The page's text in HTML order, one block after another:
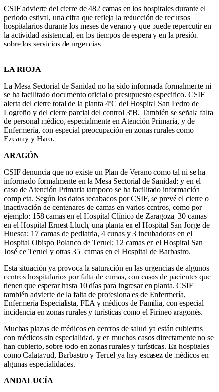
CSIF advierte del cierre de 482 camas en los hospitales durante el
periodo estival, una cifra que refleja la reducción de recursos
hospitalarios durante los meses de verano y que puede repercutir en
la actividad asistencial, en los tiempos de espera y en la presión
sobre los servicios de urgencias.
LA RIOJA
La Mesa Sectorial de Sanidad no ha sido informada formalmente ni
se ha facilitado documento oficial o presupuesto específico. CSIF
alerta del cierre total de la planta 4ºC del Hospital San Pedro de
Logroño y del cierre parcial del control 3ºB. También se señala falta
de personal médico, especialmente en Atención Primaria, y de
Enfermería, con especial preocupación en zonas rurales como
Ezcaray y Haro.
ARAGÓN
CSIF denuncia que no existe un Plan de Verano como tal ni se ha
informado formalmente en la Mesa Sectorial de Sanidad; y en el
caso de Atención Primaria tampoco se ha facilitado información
completa. Según los datos recabados por CSIF, se prevé el cierre o
inactivación de centenares de camas en varios centros, como por
ejemplo: 158 camas en el Hospital Clínico de Zaragoza, 30 camas
en el Hospital Ernest Lluch, una planta en el Hospital San Jorge de
Huesca; 17 camas de pediatría, 4 cunas y 3 incubadoras en el
Hospital Obispo Polanco de Teruel; 12 camas en el Hospital San
José de Teruel y otras 35 camas en el Hospital de Barbastro.
Esta situación ya provoca la saturación en las urgencias de algunos
centros hospitalarios por falta de camas, con casos de pacientes que
tienen que esperar hasta 10 días para ingresar en planta. CSIF
también advierte de la falta de profesionales de Enfermería,
Enfermería Especialista, FEA y médicos de Familia, con especial
incidencia en zonas rurales y turísticas como el Pirineo aragonés.
Muchas plazas de médicos en centros de salud ya están cubiertas
con médicos sin especialidad, y en muchos casos directamente no se
han cubierto, sobre todo en zonas rurales y turísticas. En hospitales
como Calatayud, Barbastro y Teruel ya hay escasez de médicos en
algunas especialidades.
ANDALUCÍA